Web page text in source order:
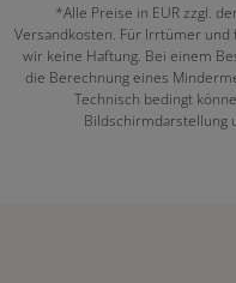
*Alle Preise in EUR zzgl.
Versandkosten. Für Irrtümer
wir keine Haftung. Bei einem
die Berechnung eines
Technisch bedingt
Bildschirmdarstellung